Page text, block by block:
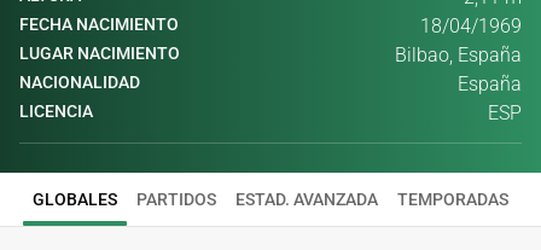
FECHA NACIMIENTO 18/04/1969
LUGAR NACIMIENTO Bilbao, España
NACIONALIDAD España
LICENCIA ESP
GLOBALES PARTIDOS ESTAD. AVANZADA TEMPORADAS